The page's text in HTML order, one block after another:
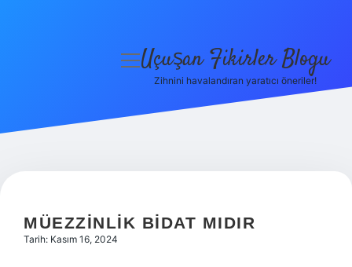
Hakkımızda
menüyü
Uçuşan Fikirler Blogu
Zihnini havalandıran yaratıcı öneriler!
MÜEZZINLIK BIDAT MIDIR
Tarih: Kasım 16, 2024